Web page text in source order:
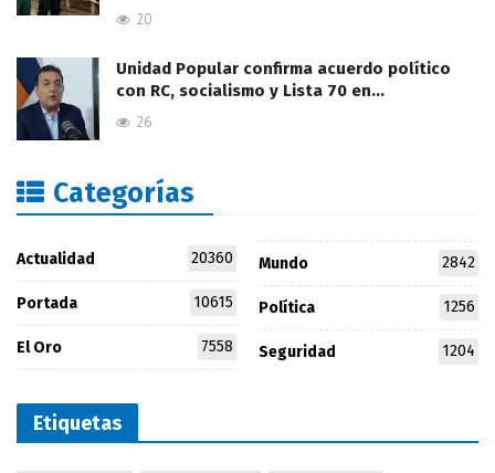
20
Unidad Popular confirma acuerdo político
con RC, socialismo y Lista 70 en…
26
Categorías
Actualidad 20360
Portada 10615
El Oro 7558
Mundo 2842
Política 1256
Seguridad 1204
Etiquetas